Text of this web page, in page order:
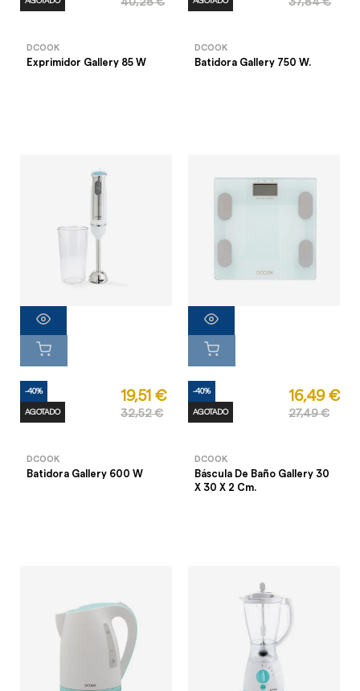
40,28 €
DCOOK
Exprimidor Gallery 85 W
37,84 €
DCOOK
Batidora Gallery 750 W.
-40%
AGOTADO
19,51 €
32,52 €
DCOOK
Batidora Gallery 600 W
-40%
AGOTADO
16,49 €
27,49 €
DCOOK
Báscula De Baño Gallery 30
X 30 X 2 Cm.